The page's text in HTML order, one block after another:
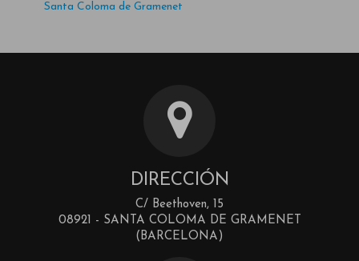
Santa Coloma de Gramenet
DIRECCIÓN
C/ Beethoven, 15
08921 - SANTA COLOMA DE GRAMENET
(BARCELONA)